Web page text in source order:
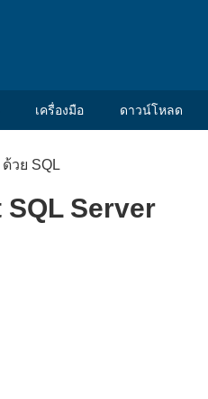
เครื่องมือ ดาวน์โหลด
วย SQL
Server